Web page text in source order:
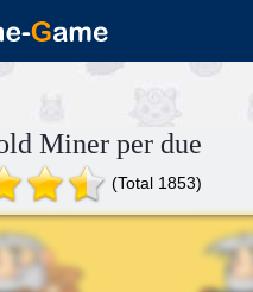
Miner per due
(Total 1853)